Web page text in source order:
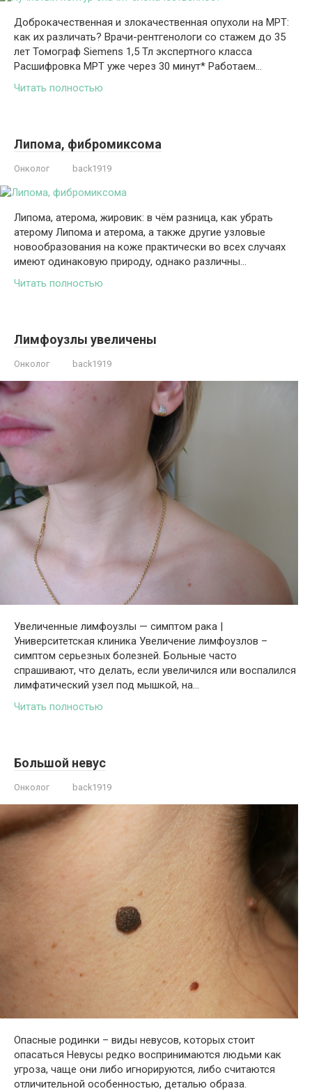
Доброкачественная и злокачественная опухоли на МРТ:
как их различать? Врачи-рентгенологи со стажем до 35
лет Томограф Siemens 1,5 Тл экспертного класса
Расшифровка МРТ уже через 30 минут* Работаем…
Читать полностью
Липома, фибромиксома
Онколог back1919
Липома, атерома, жировик: в чём разница, как убрать
атерому Липома и атерома, а также другие узловые
новообразования на коже практически во всех случаях
имеют одинаковую природу, однако различны…
Читать полностью
Лимфоузлы увеличены
Онколог back1919
Увеличенные лимфоузлы — симптом рака |
Университетская клиника Увеличение лимфоузлов –
симптом серьезных болезней. Больные часто
спрашивают, что делать, если увеличился или воспалился
лимфатический узел под мышкой, на…
Читать полностью
Большой невус
Онколог back1919
Опасные родинки – виды невусов, которых стоит
опасаться Невусы редко воспринимаются людьми как
угроза, чаще они либо игнорируются, либо считаются
отличительной особенностью, деталью образа.